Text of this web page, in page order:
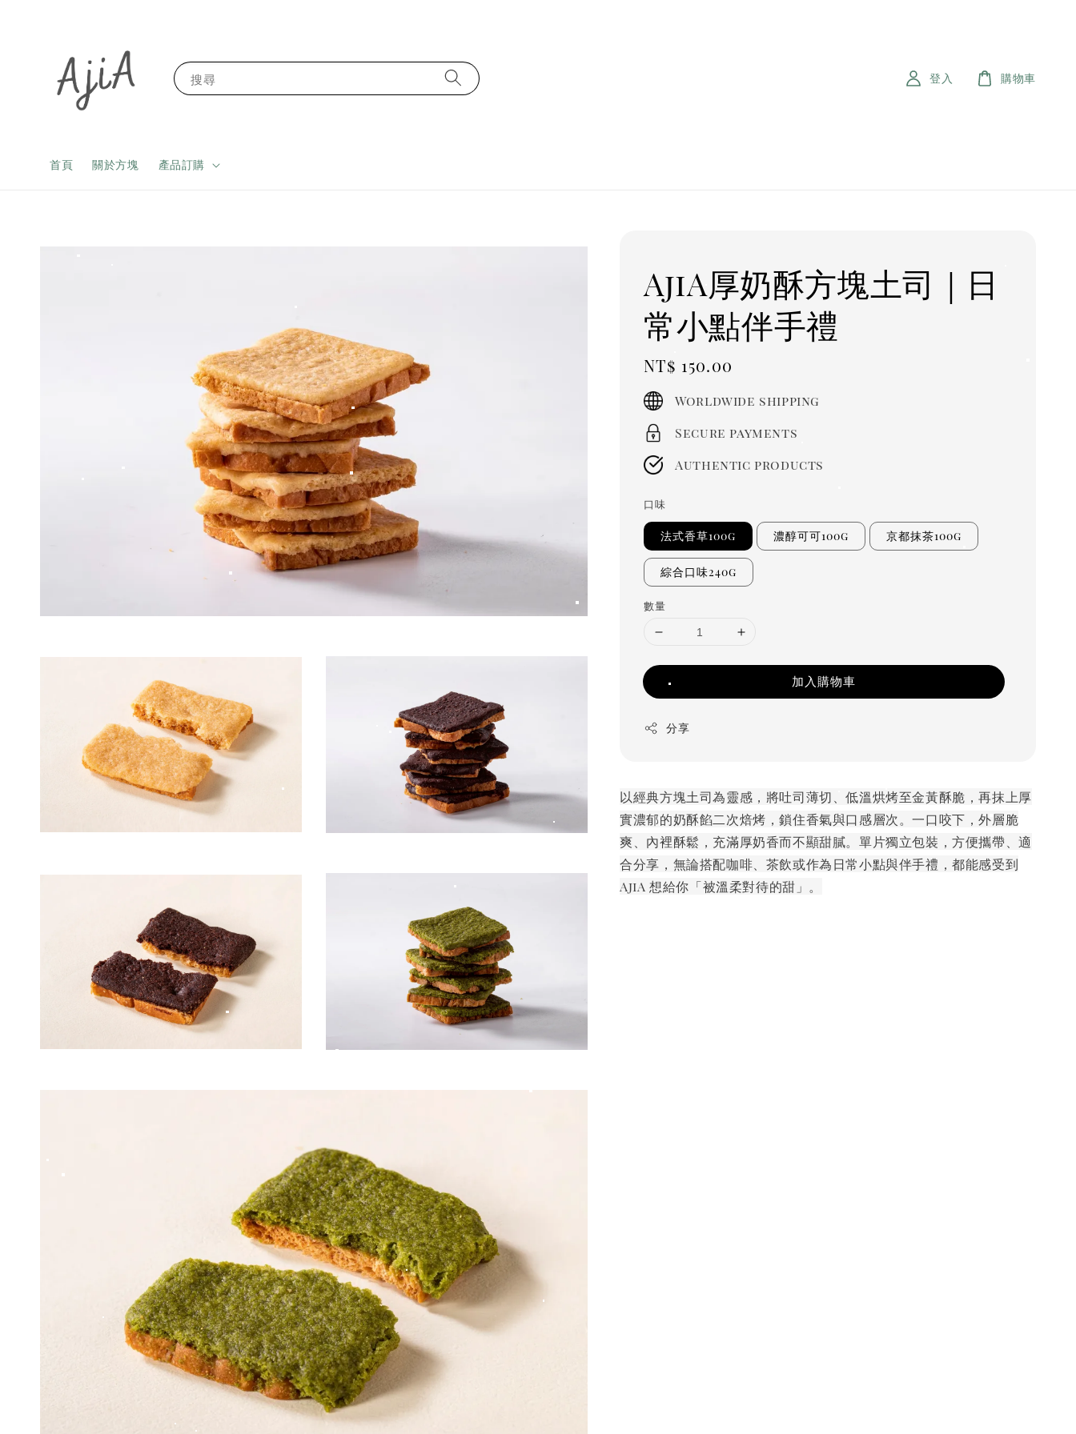
搜尋
首頁 關於方塊 產品訂購
登入 購物車
AjiA厚奶酥方塊土司｜日
常小點伴手禮
Regular
price
NT$ 150.00
Worldwide shipping
Secure payments
Authentic products
口味
法式香草100g 濃醇可可100g 京都抹茶100g
綜合口味240g
數量
加入購物車
分享
以經典方塊土司為靈感，將吐司薄切、低溫烘烤至金黃酥脆，再抹上厚
實濃郁的奶酥餡二次焙烤，鎖住香氣與口感層次。一口咬下，外層脆
爽、內裡酥鬆，充滿厚奶香而不顯甜膩。單片獨立包裝，方便攜帶、適
合分享，無論搭配咖啡、茶飲或作為日常小點與伴手禮，都能感受到
AjiA 想給你「被溫柔對待的甜」。